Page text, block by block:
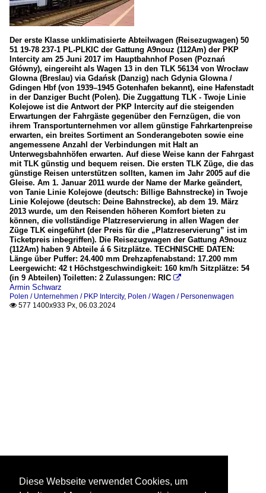
Der erste Klasse unklimatisierte Abteilwagen (Reisezugwagen) 50
51 19-78 237-1 PL-PLKIC der Gattung A9nouz (112Am) der PKP
Intercity am 25 Juni 2017 im Hauptbahnhof Posen (Poznań
Główny), eingereiht als Wagen 13 in den TLK 56134 von Wrocław
Glowna (Breslau) via Gdańsk (Danzig) nach Gdynia Glowna /
Gdingen Hbf (von 1939–1945 Gotenhafen bekannt), eine Hafenstadt
in der Danziger Bucht (Polen). Die Zuggattung TLK - Twoje Linie
Kolejowe ist die Antwort der PKP Intercity auf die steigenden
Erwartungen der Fahrgäste gegenüber den Fernzügen, die von
ihrem Transportunternehmen vor allem günstige Fahrkartenpreise
erwarten, ein breites Sortiment an Sonderangeboten sowie eine
angemessene Anzahl der Verbindungen mit Halt an
Unterwegsbahnhöfen erwarten. Auf diese Weise kann der Fahrgast
mit TLK günstig und bequem reisen. Die ersten TLK Züge, die das
günstige Reisen unterstützen sollten, kamen im Jahr 2005 auf die
Gleise. Am 1. Januar 2011 wurde der Name der Marke geändert,
von Tanie Linie Kolejowe (deutsch: Billige Bahnstrecke) in Twoje
Linie Kolejowe (deutsch: Deine Bahnstrecke), ab dem 19. März
2013 wurde, um den Reisenden höheren Komfort bieten zu
können, die vollständige Platzreservierung in allen Wagen der
Züge TLK eingeführt (der Preis für die „Platzreservierung” ist im
Ticketpreis inbegriffen). Die Reisezugwagen der Gattung A9nouz
(112Am) haben 9 Abteile á 6 Sitzplätze. TECHNISCHE DATEN:
Länge über Puffer: 24.400 mm Drehzapfenabstand: 17.200 mm
Leergewicht: 42 t Höchstgeschwindigkeit: 160 km/h Sitzplätze: 54
(in 9 Abteilen) Toiletten: 2 Zulassungen: RIC 
Armin Schwarz
Polen / Unternehmen / PKP Intercity, Polen / Wagen / Personenwagen
 577 1400x933 Px, 06.03.2024
Diese Webseite verwendet Cookies, um